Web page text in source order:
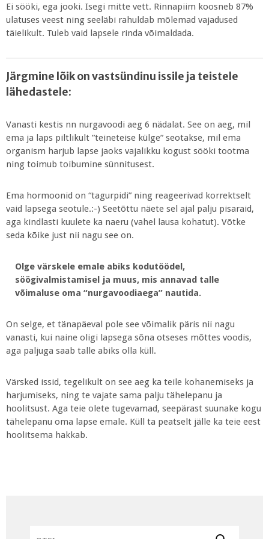
Ei sööki, ega jooki. Isegi mitte vett. Rinnapiim koosneb 87%
ulatuses veest ning seeläbi rahuldab mõlemad vajadused
täielikult. Tuleb vaid lapsele rinda võimaldada.
Järgmine lõik on vastsündinu issile ja teistele
lähedastele:
Vanasti kestis nn nurgavoodi aeg 6 nädalat. See on aeg, mil
ema ja laps piltlikult ”teineteise külge” seotakse, mil ema
organism harjub lapse jaoks vajalikku kogust sööki tootma
ning toimub toibumine sünnitusest.
Ema hormoonid on “tagurpidi” ning reageerivad korrektselt
vaid lapsega seotule.:-) Seetõttu näete sel ajal palju pisaraid,
aga kindlasti kuulete ka naeru (vahel lausa kohatut). Võtke
seda kõike just nii nagu see on.
Olge värskele emale abiks kodutöödel,
söögivalmistamisel ja muus, mis annavad talle
võimaluse oma “nurgavoodiaega” nautida.
On selge, et tänapäeval pole see võimalik päris nii nagu
vanasti, kui naine oligi lapsega sõna otseses mõttes voodis,
aga paljuga saab talle abiks olla küll.
Värsked issid, tegelikult on see aeg ka teile kohanemiseks ja
harjumiseks, ning te vajate sama palju tähelepanu ja
hoolitsust. Aga teie olete tugevamad, seepärast suunake kogu
tähelepanu oma lapse emale. Küll ta peatselt jälle ka teie eest
hoolitsema hakkab.